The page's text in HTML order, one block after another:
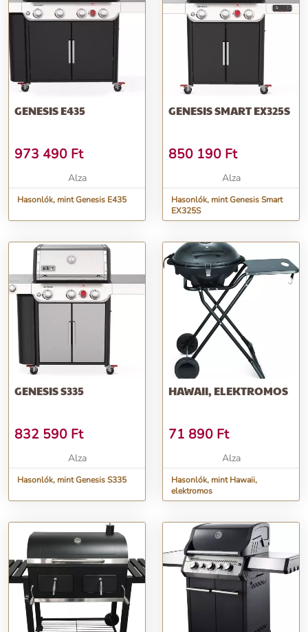
GENESIS E435
973 490 Ft
Alza
Hasonlók, mint Genesis E435
GENESIS SMART EX325S
850 190 Ft
Alza
Hasonlók, mint Genesis Smart
EX325S
GENESIS S335
832 590 Ft
Alza
Hasonlók, mint Genesis S335
HAWAII, ELEKTROMOS
71 890 Ft
Alza
Hasonlók, mint Hawaii,
elektromos